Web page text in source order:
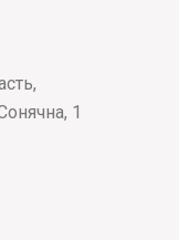
1